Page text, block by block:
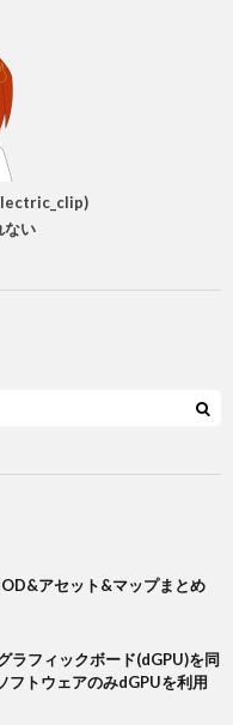
ない
アセット&マップまとめ
ラフィックボード(dGPU)を同
フトウェアのみdGPUを利用